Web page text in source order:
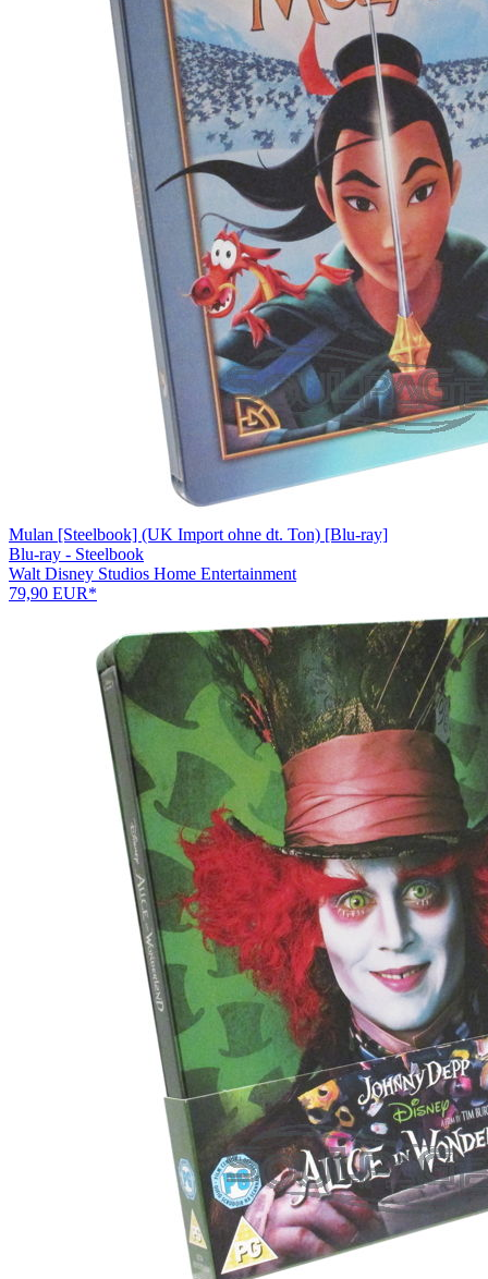
Mulan [Steelbook] (UK Import ohne dt. Ton) [Blu-ray]
Blu-ray - Steelbook
Walt Disney Studios Home Entertainment
79,90 EUR*